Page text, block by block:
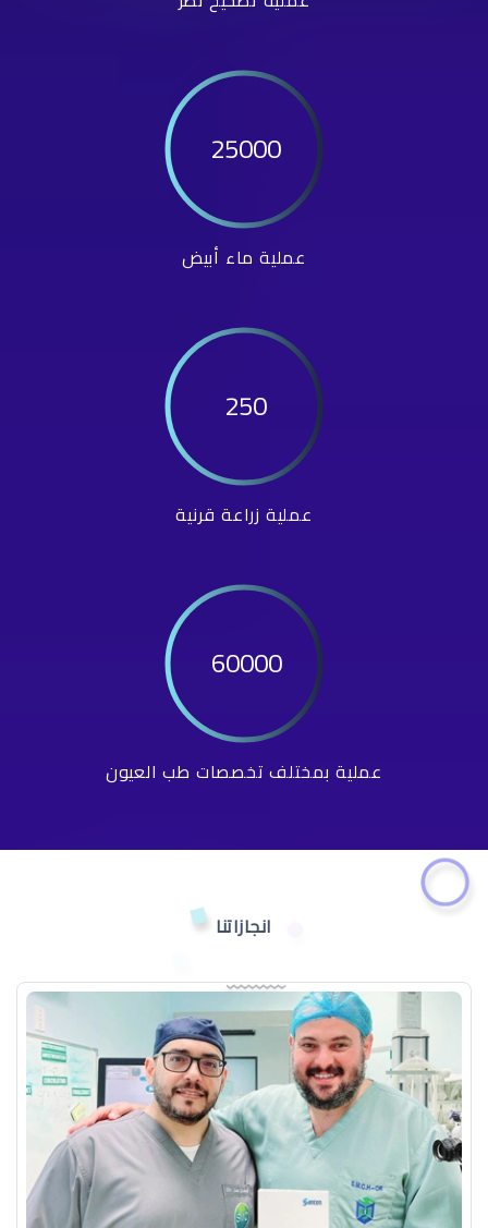
25000
عملية ماء أبيض
250
عملية زراعة قرنية
60000
عملية بمختلف تخصصات طب العيون
انجازاتنا